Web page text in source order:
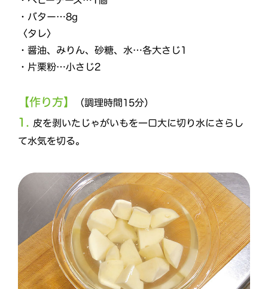
・バター…8g
〈タレ〉
・醤油、みりん、砂糖、水…各大さじ1
・片栗粉…小さじ2
【作り方】 （調理時間15分）
1. 皮を剥いたじゃがいもを一口大に切り水にさらし
て水気を切る。